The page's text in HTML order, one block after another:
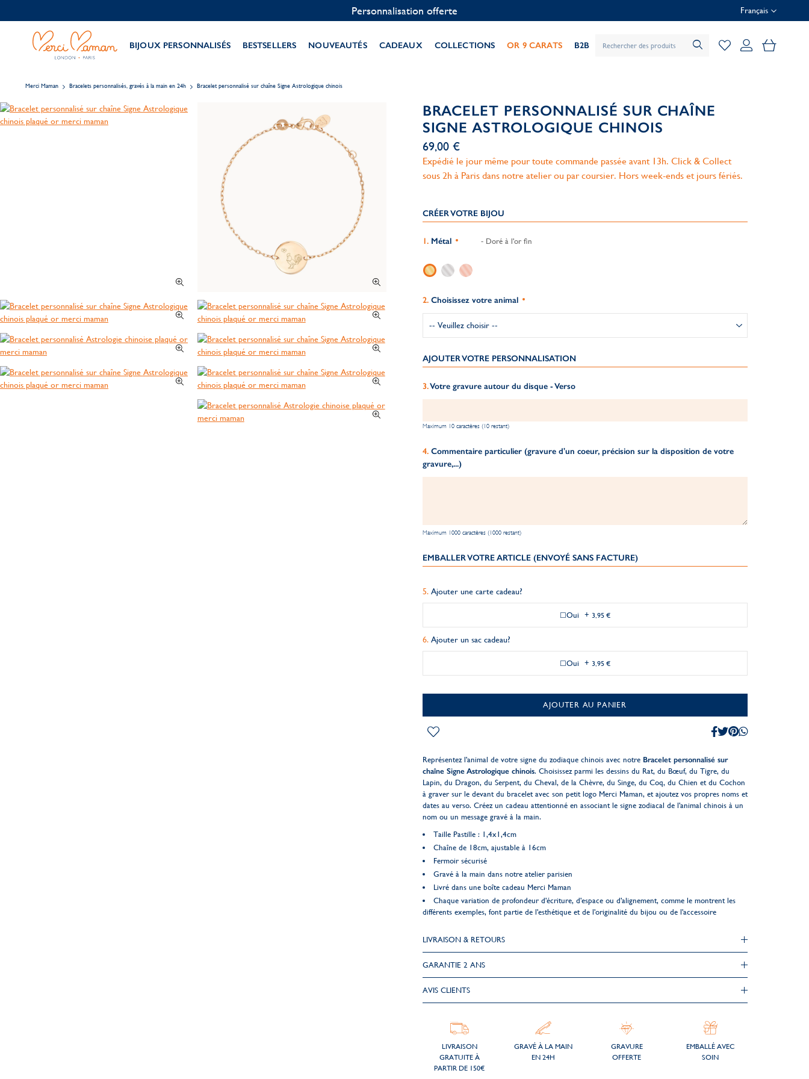
Personnalisation offerte Français
BIJOUX PERSONNALISÉS BESTSELLERS NOUVEAUTÉS CADEAUX COLLECTIONS OR 9 CARATS B2B Mon
Merci Maman Bracelets personnalisés, gravés à la main en 24h Bracelet personnalisé sur chaîne Signe Astrologique chinois
BRACELET PERSONNALISÉ SUR CHAÎNE
SIGNE ASTROLOGIQUE CHINOIS
69,00 €
Expédié le jour même pour toute commande passée avant 13h. Click & Collect
sous 2h à Paris dans notre atelier ou par coursier. Hors week-ends et jours fériés.
CRÉER VOTRE BIJOU
Métal - Doré à l'or fin
Choisissez votre animal
AJOUTER VOTRE PERSONNALISATION
Votre gravure autour du disque - Verso
Maximum 10 caractères (10 restant)
Commentaire particulier (gravure d'un coeur, précision sur la disposition de votre
gravure,...)
Maximum 1000 caractères (1000 restant)
EMBALLER VOTRE ARTICLE (ENVOYÉ SANS FACTURE)
Ajouter une carte cadeau?
Oui + 3,95 €
Ajouter un sac cadeau?
Oui + 3,95 €
AJOUTER AU PANIER
Représentez l'animal de votre signe du zodiaque chinois avec notre Bracelet personnalisé sur
chaîne Signe Astrologique chinois. Choisissez parmi les dessins du Rat, du Bœuf, du Tigre, du
Lapin, du Dragon, du Serpent, du Cheval, de la Chèvre, du Singe, du Coq, du Chien et du Cochon
à graver sur le devant du bracelet avec son petit logo Merci Maman, et ajoutez vos propres noms et
dates au verso. Créez un cadeau attentionné en associant le signe zodiacal de l'animal chinois à un
nom ou un message gravé à la main.
Taille Pastille : 1,4x1,4cm
Chaîne de 18cm, ajustable à 16cm
Fermoir sécurisé
Gravé à la main dans notre atelier parisien
Livré dans une boîte cadeau Merci Maman
Chaque variation de profondeur d'écriture, d'espace ou d'alignement, comme le montrent les
différents exemples, font partie de l'esthétique et de l'originalité du bijou ou de l'accessoire
LIVRAISON & RETOURS
GARANTIE 2 ANS
AVIS CLIENTS
LIVRAISON
GRATUITE À
PARTIR DE 150€
GRAVÉ À LA MAIN
EN 24H
GRAVURE
OFFERTE
EMBALLÉ AVEC
SOIN